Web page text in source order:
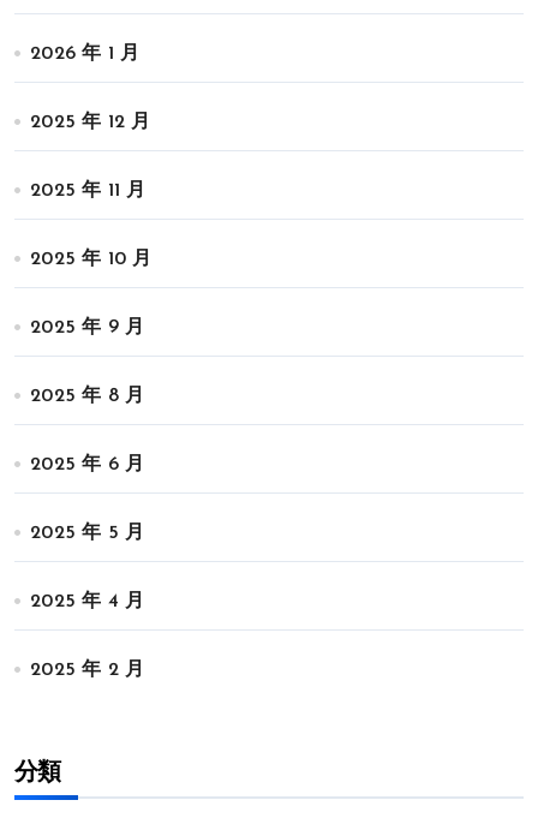
2026 年 1 月
2025 年 12 月
2025 年 11 月
2025 年 10 月
2025 年 9 月
2025 年 8 月
2025 年 6 月
2025 年 5 月
2025 年 4 月
2025 年 2 月
分類